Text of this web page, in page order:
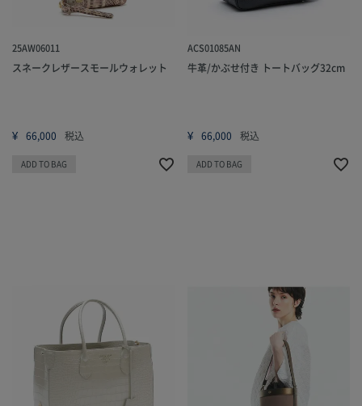
25AW06011
スネークレザースモールウォレット
¥ 66,000 税込
ADD TO BAG
ACS01085AN
牛革/かぶせ付き トートバッグ32cm
¥ 66,000 税込
ADD TO BAG